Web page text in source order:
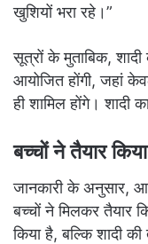
खुशियों भरा रहे।”
सूत्रों के मुताबिक,
आयोजित होंगी, जहां
ही शामिल होंगे। शादी
बच्चों ने तैयार
जानकारी के अनुसार,
बच्चों ने मिलकर तैयार
किया है, बल्कि शादी की